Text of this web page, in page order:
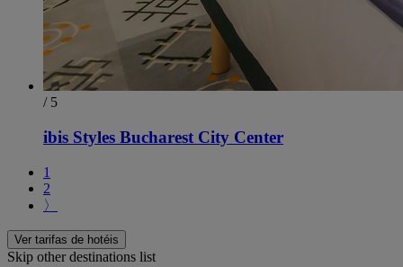
/ 5
ibis Styles Bucharest City Center
1
2
〉
Ver tarifas de hotéis
Skip other destinations list